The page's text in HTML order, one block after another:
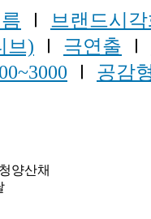
Ⅰ 브랜드시
브) Ⅰ 극연출 Ⅰ
Ⅰ 공감
양산채